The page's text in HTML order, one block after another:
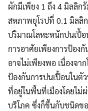
ผักมีเพียง 1 ถึง 4 มิลลิก
สหภาพยุโรปที่ 0.1 มิลลิ
ปริมาณโลหะหนักปนเปื้
การอาศัยเพียงการป้อง
อาจไม่เพียงพอ เนื่องจ
ป้องกันการปนเปื้อนในตั
ที่อยู่ในพื้นที่เมืองโดยไม่
บริโภค ซึ่งก็ขึ้นกับชนิดข